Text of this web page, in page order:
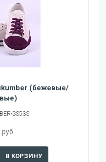
(бежевые/
SS53S
руб
В КОРЗИНУ